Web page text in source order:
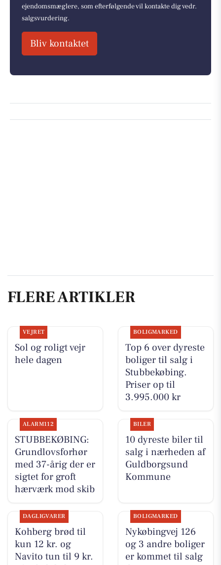
ejendomsmæglere, som efterfølgende vil kontakte dig vedr.
salgsvurdering.
Bliv kontaktet
FLERE ARTIKLER
VEJRET
Sol og roligt vejr
hele dagen
BOLIGMARKED
Top 6 over dyreste
boliger til salg i
Stubbekøbing.
Priser op til
3.995.000 kr
ALARM112
STUBBEKØBING:
Grundlovsforhør
med 37-årig der er
sigtet for groft
hærværk mod skib
BILER
10 dyreste biler til
salg i nærheden af
Guldborgsund
Kommune
DAGLIGVARER
Kohberg brød til
kun 12 kr. og
Navito tun til 9 kr.
BOLIGMARKED
Nykøbingvej 126
og 3 andre boliger
er kommet til salg